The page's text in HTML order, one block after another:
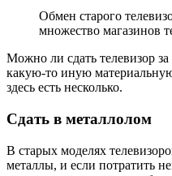
Обмен старого
множество магазинов
Можно ли сдать телевизор
какую-то иную
здесь есть несколько.
Сдать в металлолом
В старых моделях
металлы, и если потратить